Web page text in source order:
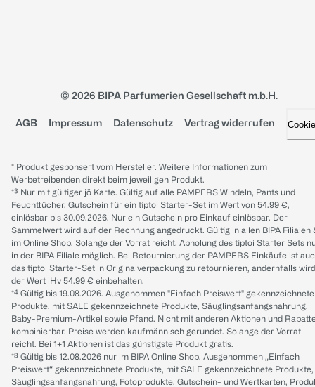
© 2026 BIPA Parfumerien Gesellschaft m.b.H.
AGB Impressum Datenschutz Vertrag widerrufen
* Produkt gesponsert vom Hersteller. Weitere Informationen zum
Werbetreibenden direkt beim jeweiligen Produkt.
*³ Nur mit gültiger jö Karte. Gültig auf alle PAMPERS Windeln, Pants und
Feuchttücher. Gutschein für ein tiptoi Starter-Set im Wert von 54.99 €,
einlösbar bis 30.09.2026. Nur ein Gutschein pro Einkauf einlösbar. Der
Sammelwert wird auf der Rechnung angedruckt. Gültig in allen BIPA Filialen
im Online Shop. Solange der Vorrat reicht. Abholung des tiptoi Starter Sets
in der BIPA Filiale möglich. Bei Retournierung der PAMPERS Einkäufe ist
das tiptoi Starter-Set in Originalverpackung zu retournieren, andernfalls wird
der Wert iHv 54.99 € einbehalten.
*⁴ Gültig bis 19.08.2026. Ausgenommen "Einfach Preiswert" gekennzeichnete
Produkte, mit SALE gekennzeichnete Produkte, Säuglingsanfangsnahrung,
Baby-Premium-Artikel sowie Pfand. Nicht mit anderen Aktionen und
kombinierbar. Preise werden kaufmännisch gerundet. Solange der Vorrat
reicht. Bei 1+1 Aktionen ist das günstigste Produkt gratis.
*⁸ Gültig bis 12.08.2026 nur im BIPA Online Shop. Ausgenommen „Einfach
Preiswert“ gekennzeichnete Produkte, mit SALE gekennzeichnete Produkte,
Säuglingsanfangsnahrung, Fotoprodukte, Gutschein- und Wertkarten,